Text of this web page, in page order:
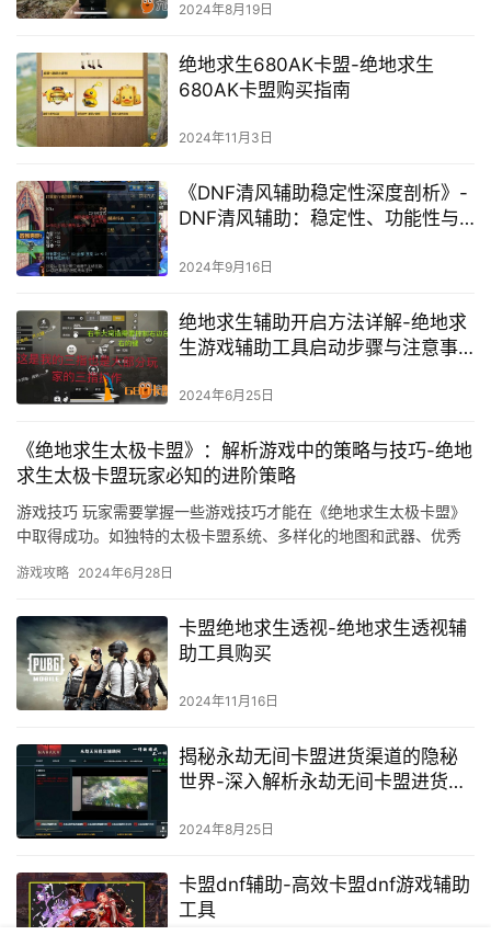
2024年8月19日
绝地求生680AK卡盟-绝地求生
680AK卡盟购买指南
2024年11月3日
《DNF清风辅助稳定性深度剖析》-
DNF清风辅助：稳定性、功能性与
2024年9月16日
绝地求生辅助开启方法详解-绝地求
生游戏辅助工具启动步骤与注意事
2024年6月25日
《绝地求生太极卡盟》：解析游戏中的策略与技巧-绝地
求生太极卡盟玩家必知的进阶策略
游戏技巧 玩家需要掌握一些游戏技巧才能在《绝地求生太极卡盟》
中取得成功。如独特的太极卡盟系统、多样化的地图和武器、优秀
游戏攻略 2024年6月28日
卡盟绝地求生透视-绝地求生透视辅
助工具购买
2024年11月16日
揭秘永劫无间卡盟进货渠道的隐秘
世界-深入解析永劫无间卡盟进货渠
2024年8月25日
卡盟dnf辅助-高效卡盟dnf游戏辅助
工具